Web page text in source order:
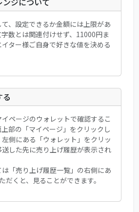
、設定できるか金額には上限があ
数とは関連付けせず、11000円ま
ター様ご自身で好きな値を決める
る
ページのウォレットで確認するこ
部の「マイページ」をクリックし
側にある「ウォレット」をクリッ
した先に売り上げ履歴が表示され
「売り上げ履歴一覧」の右側にあ
だくと、見ることができます。